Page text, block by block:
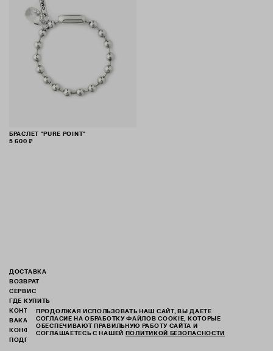
БРАСЛЕТ "PURE POINT"
5 600 ₽
ДОСТАВКА
ВОЗВРАТ
СЕРВИС
ГДЕ КУПИТЬ
КОНТАКТЫ
ВАКАНСИИ
КОНФИДЕНЦИАЛЬНОСТЬ
ПОДПИСАТЬСЯ НА РАССЫЛКУ
ПРОДОЛЖАЯ ИСПОЛЬЗОВАТЬ НАШ САЙТ, ВЫ ДАЕТЕ
СОГЛАСИЕ НА ОБРАБОТКУ ФАЙЛОВ COOKIE, КОТОРЫЕ
ОБЕСПЕЧИВАЮТ ПРАВИЛЬНУЮ РАБОТУ САЙТА И
СОГЛАШАЕТЕСЬ С НАШЕЙ ПОЛИТИКОЙ БЕЗОПАСНОСТИ